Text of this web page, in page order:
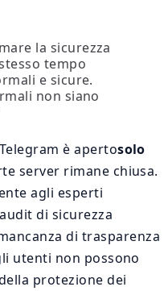
la sicurezza
tempo
e sicure.
non siano
è apertosolo
server rimane chiusa.
agli esperti
di sicurezza
di trasparenza
utenti non possono
protezione dei